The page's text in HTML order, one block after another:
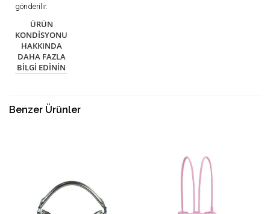
gönderilir.
ÜRÜN
KONDISYONU
HAKKINDA
DAHA FAZLA
BILGI EDININ
Benzer Ürünler